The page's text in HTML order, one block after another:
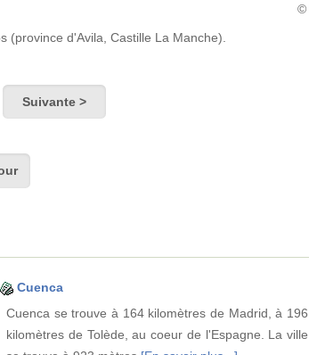
©
d'Avila, Castille La Manche).
Suivante >
Cuenca
Cuenca se trouve à 164 kilomètres de Madrid, à 196
kilomètres de Tolède, au coeur de l'Espagne. La ville